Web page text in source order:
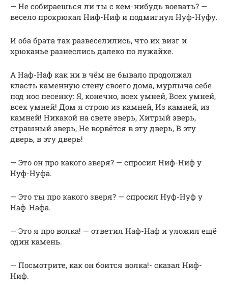
— Не собираешься ли ты с кем-нибудь воевать? —
весело прохрюкал Ниф-Ниф и подмигнул Нуф-Нуфу.
И оба брата так развеселились, что их визг и
хрюканье разнеслись далеко по лужайке.
А Наф-Наф как ни в чём не бывало продолжал
класть каменную стену своего дома, мурлыча себе
под нос песенку: Я, конечно, всех умней, Всех умней,
всех умней! Дом я строю из камней, Из камней, из
камней! Никакой на свете зверь, Хитрый зверь,
страшный зверь, Не ворвётся в эту дверь, В эту
дверь, в эту дверь!
— Это он про какого зверя? — спросил Ниф-Ниф у
Нуф-Нуфа.
— Это ты про какого зверя? — спросил Нуф-Нуф у
Наф-Нафа.
— Это я про волка! — ответил Наф-Наф и уложил ещё
один камень.
— Посмотрите, как он боится волка!- сказал Ниф-
Ниф.